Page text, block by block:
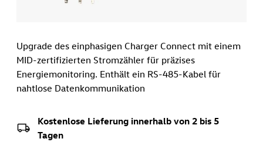
Upgrade des einphasigen Charger Connect mit einem
MID-zertifizierten Stromzähler für präzises
Energiemonitoring. Enthält ein RS-485-Kabel für
nahtlose Datenkommunikation
Kostenlose Lieferung innerhalb von 2 bis 5
Tagen